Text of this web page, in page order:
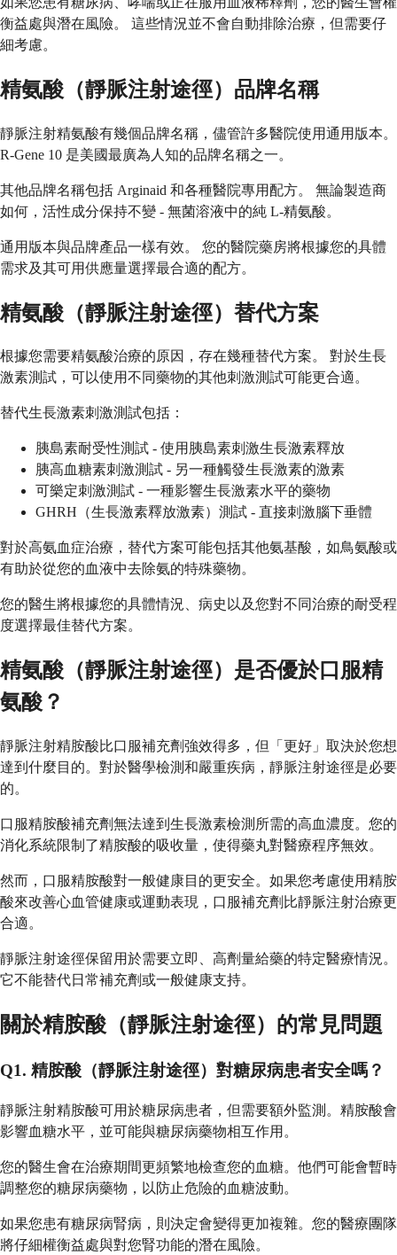
衡益處與潛在風險。 這些情況並不會自動排除治療，但需要仔
細考慮。
精氨酸（靜脈注射途徑）品牌名稱
靜脈注射精氨酸有幾個品牌名稱，儘管許多醫院使用通用版本。
R-Gene 10 是美國最廣為人知的品牌名稱之一。
其他品牌名稱包括 Arginaid 和各種醫院專用配方。 無論製造商
如何，活性成分保持不變 - 無菌溶液中的純 L-精氨酸。
通用版本與品牌產品一樣有效。 您的醫院藥房將根據您的具體
需求及其可用供應量選擇最合適的配方。
精氨酸（靜脈注射途徑）替代方案
根據您需要精氨酸治療的原因，存在幾種替代方案。 對於生長
激素測試，可以使用不同藥物的其他刺激測試可能更合適。
替代生長激素刺激測試包括：
胰島素耐受性測試 - 使用胰島素刺激生長激素釋放
胰高血糖素刺激測試 - 另一種觸發生長激素的激素
可樂定刺激測試 - 一種影響生長激素水平的藥物
GHRH（生長激素釋放激素）測試 - 直接刺激腦下垂體
對於高氨血症治療，替代方案可能包括其他氨基酸，如鳥氨酸或
有助於從您的血液中去除氨的特殊藥物。
您的醫生將根據您的具體情況、病史以及您對不同治療的耐受程
度選擇最佳替代方案。
精氨酸（靜脈注射途徑）是否優於口服精
氨酸？
靜脈注射精胺酸比口服補充劑強效得多，但「更好」取決於您想
達到什麼目的。對於醫學檢測和嚴重疾病，靜脈注射途徑是必要
的。
口服精胺酸補充劑無法達到生長激素檢測所需的高血濃度。您的
消化系統限制了精胺酸的吸收量，使得藥丸對醫療程序無效。
然而，口服精胺酸對一般健康目的更安全。如果您考慮使用精胺
酸來改善心血管健康或運動表現，口服補充劑比靜脈注射治療更
合適。
靜脈注射途徑保留用於需要立即、高劑量給藥的特定醫療情況。
它不能替代日常補充劑或一般健康支持。
關於精胺酸（靜脈注射途徑）的常見問題
Q1. 精胺酸（靜脈注射途徑）對糖尿病患者安全嗎？
靜脈注射精胺酸可用於糖尿病患者，但需要額外監測。精胺酸會
影響血糖水平，並可能與糖尿病藥物相互作用。
您的醫生會在治療期間更頻繁地檢查您的血糖。他們可能會暫時
調整您的糖尿病藥物，以防止危險的血糖波動。
如果您患有糖尿病腎病，則決定會變得更加複雜。您的醫療團隊
將仔細權衡益處與對您腎功能的潛在風險。